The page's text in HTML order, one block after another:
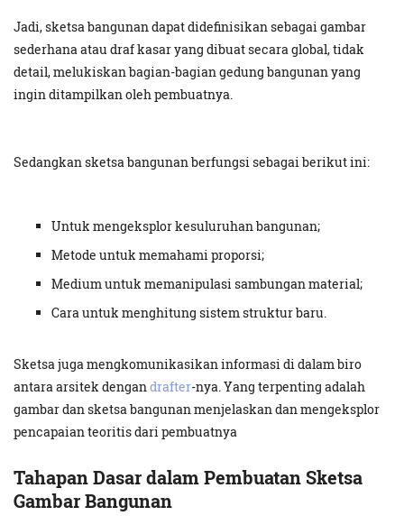
Jadi, sketsa bangunan dapat didefinisikan sebagai gambar
sederhana atau draf kasar yang dibuat secara global, tidak
detail, melukiskan bagian-bagian gedung bangunan yang
ingin ditampilkan oleh pembuatnya.
Sedangkan sketsa bangunan berfungsi sebagai berikut ini:
Untuk mengeksplor kesuluruhan bangunan;
Metode untuk memahami proporsi;
Medium untuk memanipulasi sambungan material;
Cara untuk menghitung sistem struktur baru.
Sketsa juga mengkomunikasikan informasi di dalam biro
antara arsitek dengandrafter-nya. Yang terpenting adalah
gambar dan sketsa bangunan menjelaskan dan mengeksplor
pencapaian teoritis dari pembuatnya
Tahapan Dasar dalam Pembuatan Sketsa
Gambar Bangunan